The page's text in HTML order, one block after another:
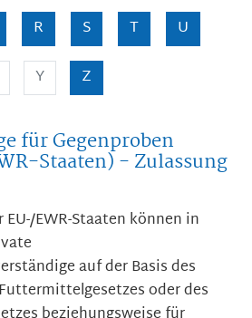
R S T
U
Y Z
für Gegenproben
Staaten) - Zulassung
EWR-Staaten können in
auf der Basis des
oder des